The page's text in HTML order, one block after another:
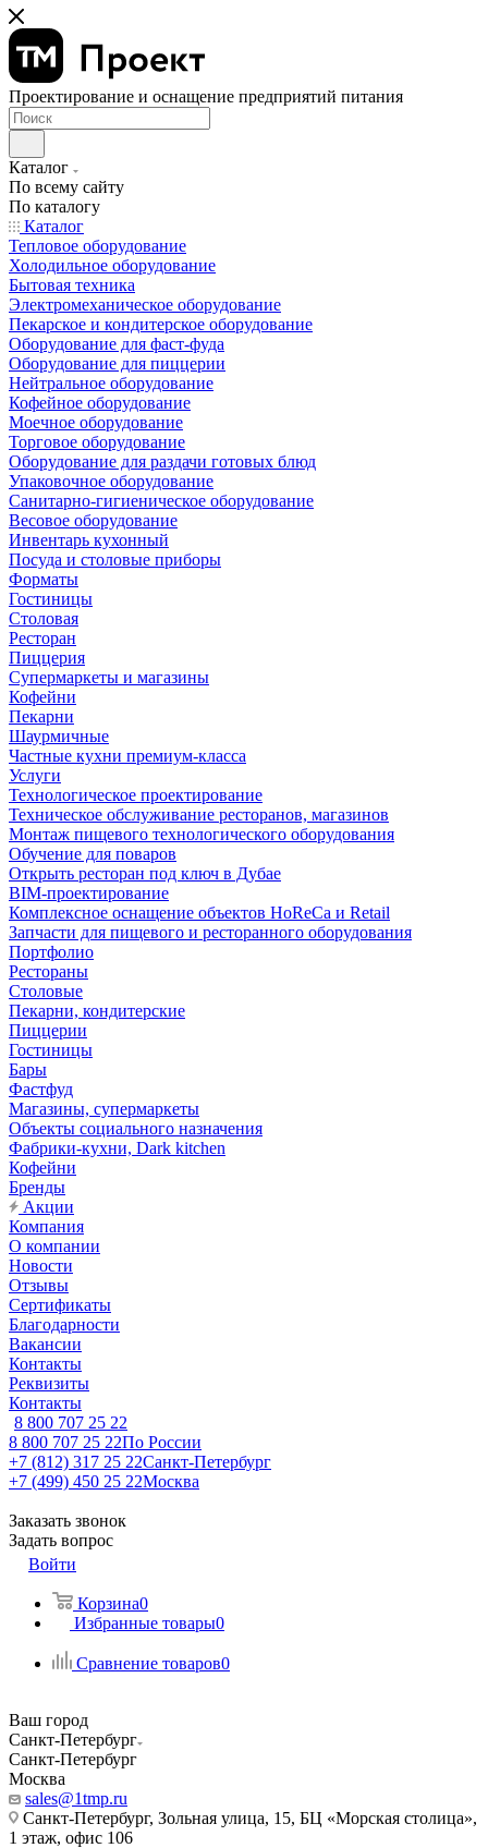
Проектирование и оснащение предприятий питания
Каталог
По всему сайту
По каталогу
Каталог
Тепловое оборудование
Холодильное оборудование
Бытовая техника
Электромеханическое оборудование
Пекарское и кондитерское оборудование
Оборудование для фаст-фуда
Оборудование для пиццерии
Нейтральное оборудование
Кофейное оборудование
Моечное оборудование
Торговое оборудование
Оборудование для раздачи готовых блюд
Упаковочное оборудование
Санитарно-гигиеническое оборудование
Весовое оборудование
Инвентарь кухонный
Посуда и столовые приборы
Форматы
Гостиницы
Столовая
Ресторан
Пиццерия
Супермаркеты и магазины
Кофейни
Пекарни
Шаурмичные
Частные кухни премиум-класса
Услуги
Технологическое проектирование
Техническое обслуживание ресторанов, магазинов
Монтаж пищевого технологического оборудования
Обучение для поваров
Открыть ресторан под ключ в Дубае
BIM-проектирование
Комплексное оснащение объектов HoReCa и Retail
Запчасти для пищевого и ресторанного оборудования
Портфолио
Рестораны
Столовые
Пекарни, кондитерские
Пиццерии
Гостиницы
Бары
Фастфуд
Магазины, супермаркеты
Объекты социального назначения
Фабрики-кухни, Dark kitchen
Кофейни
Бренды
Акции
Компания
О компании
Новости
Отзывы
Сертификаты
Благодарности
Вакансии
Контакты
Реквизиты
Контакты
8 800 707 25 22
8 800 707 25 22По России
+7 (812) 317 25 22Санкт-Петербург
+7 (499) 450 25 22Москва
Заказать звонок
Задать вопрос
Войти
Корзина0
Избранные товары0
Сравнение товаров0
Ваш город
Санкт-Петербург
Санкт-Петербург
Москва
sales@1tmp.ru
Санкт-Петербург, Зольная улица, 15, БЦ «Морская столица»,
1 этаж, офис 106